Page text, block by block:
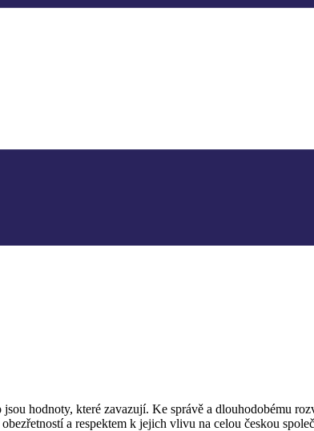
hodnoty, které zavazují. Ke správě a dlouhodobému
a respektem k jejich vlivu na celou českou